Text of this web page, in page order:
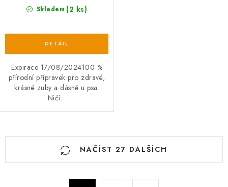
Skladem (2 ks)
Expirace 17/08/2024100 %
přírodní přípravek pro zdravé,
krásné zuby a dásně u psa.
Ničí...
NAČÍST 27 DALŠÍCH